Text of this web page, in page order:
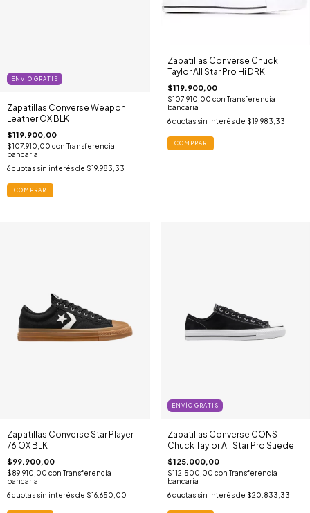
ENVÍO GRATIS
Zapatillas Converse Weapon
Leather OX BLK
$119.900,00
$107.910,00 con Transferencia
bancaria
6cuotas sin interés de $19.983,33
COMPRAR
Zapatillas Converse Chuck
Taylor All Star Pro Hi DRK
$119.900,00
$107.910,00 con Transferencia
bancaria
6 cuotas sin interés de $19.983,33
COMPRAR
Zapatillas Converse Star Player
76 OX BLK
$99.900,00
$89.910,00 con Transferencia
bancaria
6cuotas sin interés de $16.650,00
ENVÍO GRATIS
Zapatillas Converse CONS
Chuck Taylor All Star Pro Suede
$125.000,00
$112.500,00 con Transferencia
bancaria
6 cuotas sin interés de $20.833,33